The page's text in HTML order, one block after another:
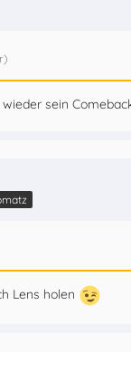
sein
Lens holen